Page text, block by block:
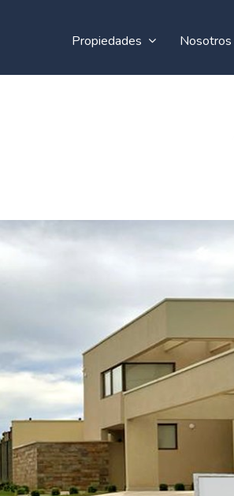
Propiedades Nosotros